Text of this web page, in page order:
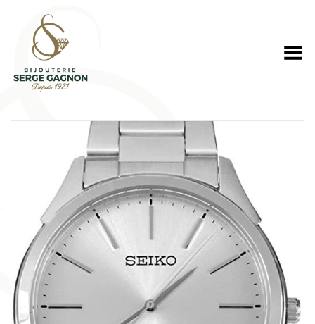
Toggle Menu